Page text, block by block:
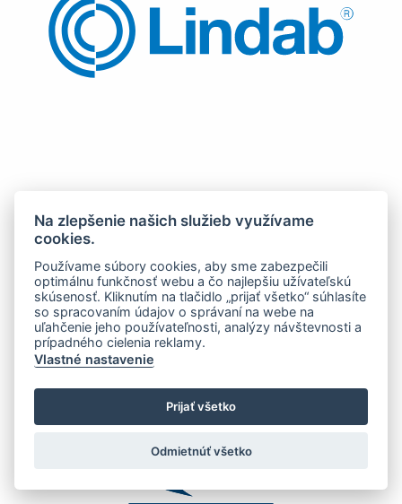
Na zlepšenie našich služieb využívame
cookies.
Používame súbory cookies, aby sme zabezpečili
optimálnu funkčnosť webu a čo najlepšiu užívateľskú
skúsenosť. Kliknutím na tlačidlo „prijať všetko“ súhlasíte
so spracovaním údajov o správaní na webe na
uľahčenie jeho používateľnosti, analýzy návštevnosti a
prípadného cielenia reklamy.
Vlastné nastavenie
Prijať všetko
Odmietnúť všetko